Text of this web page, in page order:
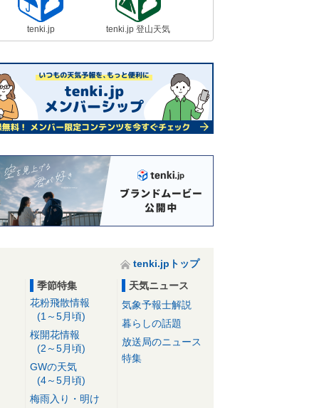
tenki.jp tenki.jp 登山天気
tenki.jpトップ
季節特集
花粉飛散情報
(1～5月頃)
桜開花情報
(2～5月頃)
GWの天気
(4～5月頃)
梅雨入り・明け
天気ニュース
気象予報士解説
暮らしの話題
放送局のニュース
特集